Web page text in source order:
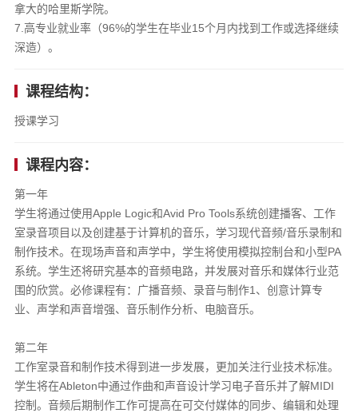
拿大的哈里斯学院。
7.高专业就业率（96%的学生在毕业15个月内找到工作或选择继续
深造）。
课程结构：
授课学习
课程内容：
第一年
学生将通过使用Apple Logic和Avid Pro Tools系统创建播客、工作
室录音项目以及创建基于计算机的音乐，学习现代音频/音乐录制和
制作技术。在现场声音和声学中，学生将使用模拟控制台和小型PA
系统。学生还将研究基本的音频电路，并发展对音乐和媒体行业范
围的欣赏。必修课程有：广播音频、录音与制作1、创意计算专
业、声学和声音增强、音乐制作分析、电脑音乐。
第二年
工作室录音和制作技术得到进一步发展，更加关注行业技术标准。
学生将在Ableton中通过作曲和声音设计学习电子音乐并了解MIDI
控制。音频后期制作工作可提高在可交付媒体的同步、编辑和处理